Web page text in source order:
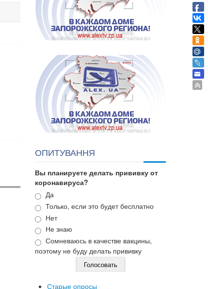
ОПИТУВАННЯ
Вы планируете делать прививку от
коронавируса?
Варианты
Да
Только, если это будет бесплатно
Нет
Не знаю
Сомневаюсь в качестве вакцины,
поэтому не буду делать прививку
Старые опросы